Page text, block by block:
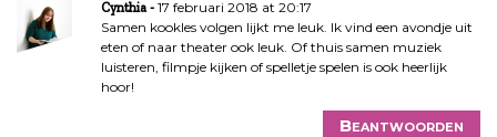
Cynthia
17 februari 2018 at 20:17
Samen kookles volgen lijkt me leuk. Ik vind een avondje uit
eten of naar theater ook leuk. Of thuis samen muziek
luisteren, filmpje kijken of spelletje spelen is ook heerlijk
hoor!
Beantwoorden